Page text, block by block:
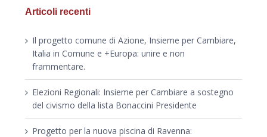
Articoli recenti
Il progetto comune di Azione, Insieme per Cambiare,
Italia in Comune e +Europa: unire e non
frammentare.
Elezioni Regionali: Insieme per Cambiare a sostegno
del civismo della lista Bonaccini Presidente
Progetto per la nuova piscina di Ravenna: